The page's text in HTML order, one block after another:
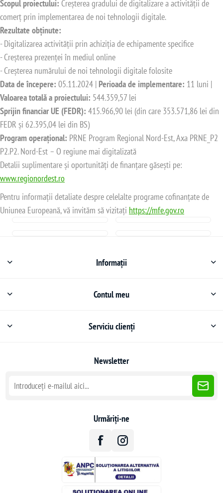
Scopul proiectului: Creșterea gradului de digitalizare a activității de
comerț prin implementarea de noi tehnologii digitale.
Rezultate obținute:
- Digitalizarea activității prin achiziția de echipamente specifice
- Creșterea prezenței în mediul online
- Creșterea numărului de noi tehnologii digitale folosite
Data de începere: 05.11.2024 | Perioada de implementare: 11 luni |
Valoarea totală a proiectului: 544.359,57 lei
Sprijin financiar UE (FEDR): 415.966,90 lei (din care 353.571,86 lei din
FEDR și 62.395,04 lei din BS)
Program operațional: PRNE Program Regional Nord-Est, Axa PRNE_P2
P2.P2. Nord-Est – O regiune mai digitalizată
Detalii suplimentare și oportunități de finanțare găsești pe:
www.regionordest.ro
Pentru informații detaliate despre celelalte programe cofinanțate de
Uniunea Europeană, vă invităm să vizitați https://mfe.gov.ro
Informații
Contul meu
Serviciu clienți
Newsletter
Urmăriți-ne